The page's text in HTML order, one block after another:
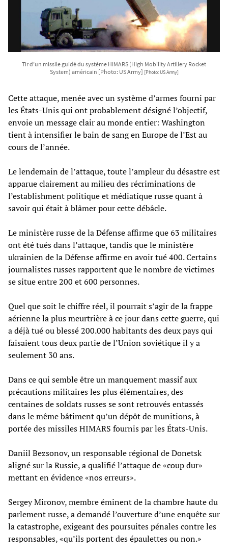
Tir d’un missile guidé du système HIMARS (High Mobility Artillery Rocket
System) américain [Photo: US Army] [Photo: US Army]
Cette attaque, menée avec un système d’armes fourni par
les États-Unis qui ont probablement désigné l’objectif,
envoie un message clair au monde entier: Washington
tient à intensifier le bain de sang en Europe de l’Est au
cours de l’année.
Le lendemain de l’attaque, toute l’ampleur du désastre est
apparue clairement au milieu des récriminations de
l’establishment politique et médiatique russe quant à
savoir qui était à blâmer pour cette débâcle.
Le ministère russe de la Défense affirme que 63 militaires
ont été tués dans l’attaque, tandis que le ministère
ukrainien de la Défense affirme en avoir tué 400. Certains
journalistes russes rapportent que le nombre de victimes
se situe entre 200 et 600 personnes.
Quel que soit le chiffre réel, il pourrait s’agir de la frappe
aérienne la plus meurtrière à ce jour dans cette guerre, qui
a déjà tué ou blessé 200.000 habitants des deux pays qui
faisaient tous deux partie de l’Union soviétique il y a
seulement 30 ans.
Dans ce qui semble être un manquement massif aux
précautions militaires les plus élémentaires, des
centaines de soldats russes se sont retrouvés entassés
dans le même bâtiment qu’un dépôt de munitions, à
portée des missiles HIMARS fournis par les États-Unis.
Daniil Bezsonov, un responsable régional de Donetsk
aligné sur la Russie, a qualifié l’attaque de «coup dur»
mettant en évidence «nos erreurs».
Sergey Mironov, membre éminent de la chambre haute du
parlement russe, a demandé l’ouverture d’une enquête sur
la catastrophe, exigeant des poursuites pénales contre les
responsables, «qu’ils portent des épaulettes ou non.»